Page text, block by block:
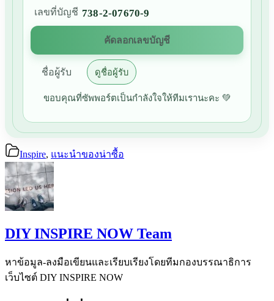
เลขที่บัญชี 738-2-07670-9
คัดลอกเลขบัญชี
ชื่อผู้รับ ดูชื่อผู้รับ
ขอบคุณที่ซัพพอร์ตเป็นกำลังใจให้ทีมเรานะคะ 💚
Inspire, แนะนำของน่าซื้อ
DIY INSPIRE NOW Team
หาข้อมูล-ลงมือเขียนและเรียบเรียงโดยทีมกองบรรณาธิการ
เว็บไซต์ DIY INSPIRE NOW